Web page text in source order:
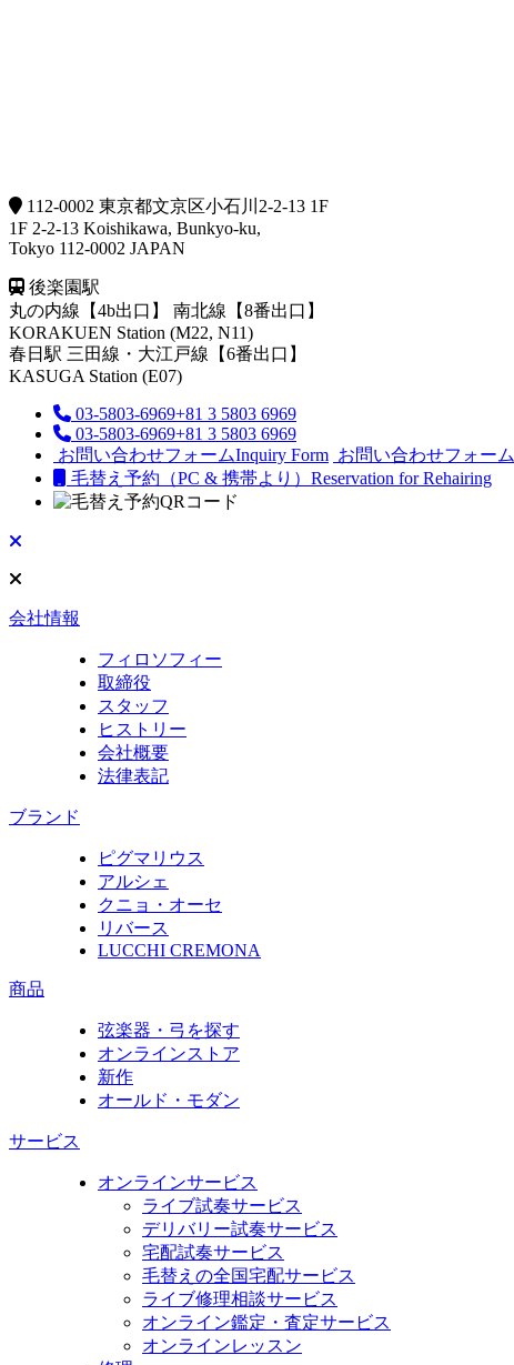
112-0002 東京都文京区小石川2-2-13 1F
1F 2-2-13 Koishikawa, Bunkyo-ku,
Tokyo 112-0002 JAPAN
後楽園駅
丸の内線【4b出口】 南北線【8番出口】
KORAKUEN Station (M22, N11)
春日駅 三田線・大江戸線【6番出口】
KASUGA Station (E07)
03-5803-6969+81 3 5803 6969
03-5803-6969+81 3 5803 6969
お問い合わせフォームInquiry Form お問い合わせフォーム
毛替え予約（PC & 携帯より） Reservation for Rehairing
会社情報
フィロソフィー
取締役
スタッフ
ヒストリー
会社概要
法律表記
ブランド
ピグマリウス
アルシェ
クニョ・オーセ
リバース
LUCCHI CREMONA
商品
弦楽器・弓を探す
オンラインストア
新作
オールド・モダン
サービス
オンラインサービス
ライブ試奏サービス
デリバリー試奏サービス
宅配試奏サービス
毛替えの全国宅配サービス
ライブ修理相談サービス
オンライン鑑定・査定サービス
オンラインレッスン